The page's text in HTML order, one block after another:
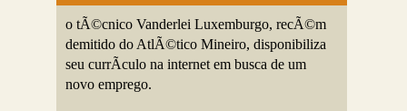
o tÃ©cnico Vanderlei Luxemburgo, recÃ©m
demitido do AtlÃ©tico Mineiro, disponibiliza
seu currÃ­culo na internet em busca de um
novo emprego.